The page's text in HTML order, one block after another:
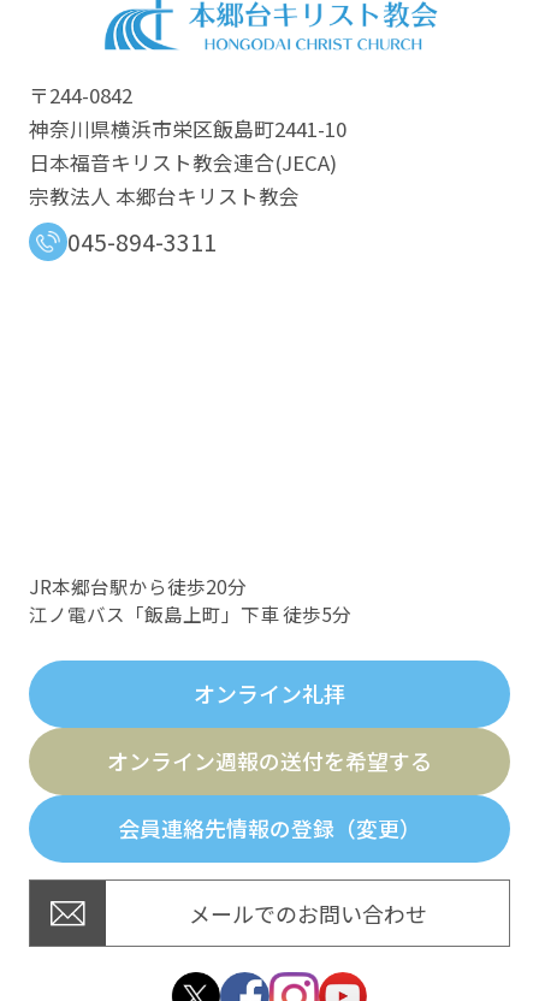
〒244-0842
神奈川県横浜市栄区飯島町2441-10
日本福音キリスト教会連合​(JECA)
宗教法人 本郷台キリスト教会
045-894-3311
JR本郷台駅から徒歩20分
江ノ電バス「飯島上町」下車 徒歩5分
オンライン礼拝
オンライン週報の送付を希望する
会員連絡先情報の登録（変更）
メールでのお問い合わせ